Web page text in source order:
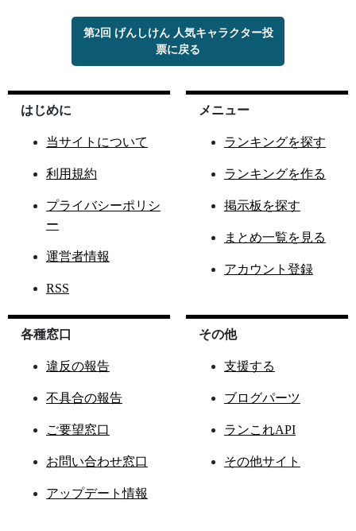
第2回 げんしけん 人気キャラクター投
票に戻る
はじめに
当サイトについて
利用規約
プライバシーポリシ
ー
運営者情報
RSS
メニュー
ランキングを探す
ランキングを作る
掲示板を探す
まとめ一覧を見る
アカウント登録
各種窓口
違反の報告
不具合の報告
ご要望窓口
お問い合わせ窓口
アップデート情報
その他
支援する
ブログパーツ
ランこれAPI
その他サイト